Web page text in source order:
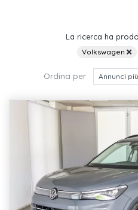
La ricerca ha
Volkswagen
Ordina per Annunci